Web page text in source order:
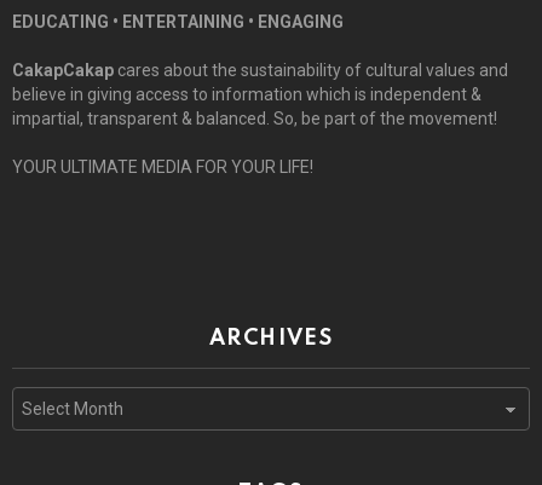
EDUCATING • ENTERTAINING • ENGAGING
CakapCakap cares about the sustainability of cultural values and
believe in giving access to information which is independent &
impartial, transparent & balanced. So, be part of the movement!
YOUR ULTIMATE MEDIA FOR YOUR LIFE!
ARCHIVES